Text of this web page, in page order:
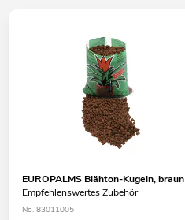
EUROPALMS Blähton-Kugeln, braun
Empfehlenswertes Zubehör
No. 83011005